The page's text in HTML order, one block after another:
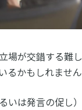
場が交錯する難
かもしれません
いは発言の促し